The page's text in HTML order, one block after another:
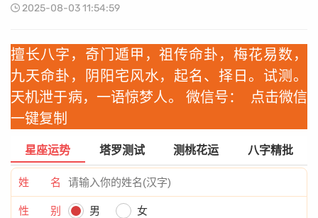
2025-08-03 11:54:59
擅长八字，奇门遁甲，祖传命卦，梅花易数，
九天命卦，阴阳宅风水，起名、择日。试测。
天机泄于病，一语惊梦人。 微信号：
点击微信
一键复制
星座运势 塔罗测试 测桃花运 八字精批
姓 名
性 别 男 女